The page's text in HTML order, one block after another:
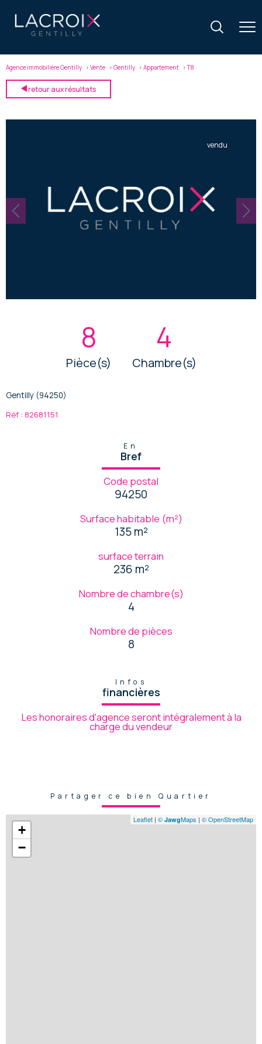
Agence immobilière Gentilly Vente Gentilly Appartement T8
retour aux résultats
vendu
8
Pièce(s)
4
Chambre(s)
Gentilly (94250)
Réf : 82681151
En
Bref
Code postal
94250
Surface habitable (m²)
135 m²
surface terrain
236 m²
Nombre de chambre(s)
4
Nombre de pièces
8
Infos
financières
Les honoraires d'agence seront intégralement à la
charge du vendeur
Partager ce bien Quartier
+
−
Leaflet | © JawgMaps | © OpenStreetMap